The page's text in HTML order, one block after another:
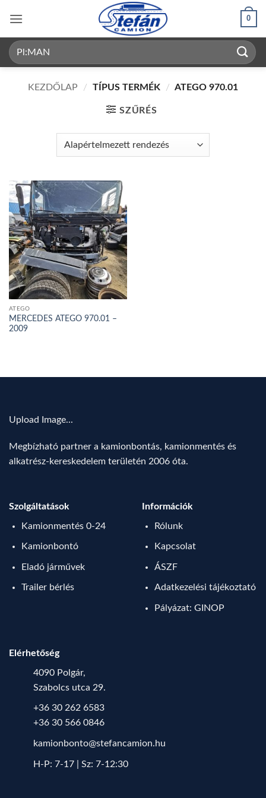
content
0
Keresés
a
KEZDŐLAP / TÍPUS TERMÉK / ATEGO 970.01
SZŰRÉS
ATEGO
MERCEDES ATEGO 970.01 –
2009
Upload Image...
Megbízható partner a kamionbontás, kamionmentés és
alkatrész-kereskedelem területén 2006 óta.
Szolgáltatások
Kamionmentés 0-24
Kamionbontó
Eladó járművek
Trailer bérlés
Információk
Rólunk
Kapcsolat
ÁSZF
Adatkezelési tájékoztató
Pályázat: GINOP
Elérhetőség
4090 Polgár,
Szabolcs utca 29.
+36 30 262 6583
+36 30 566 0846
kamionbonto@stefancamion.hu
H-P: 7-17 | Sz: 7-12:30